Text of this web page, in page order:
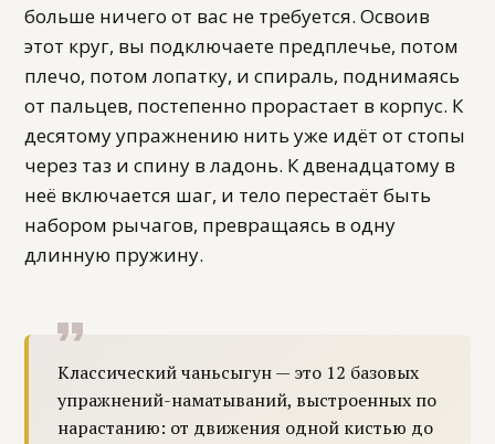
больше ничего от вас не требуется. Освоив
этот круг, вы подключаете предплечье, потом
плечо, потом лопатку, и спираль, поднимаясь
от пальцев, постепенно прорастает в корпус. К
десятому упражнению нить уже идёт от стопы
через таз и спину в ладонь. К двенадцатому в
неё включается шаг, и тело перестаёт быть
набором рычагов, превращаясь в одну
длинную пружину.
Классический чаньсыгун — это 12 базовых
упражнений-наматываний, выстроенных по
нарастанию: от движения одной кистью до